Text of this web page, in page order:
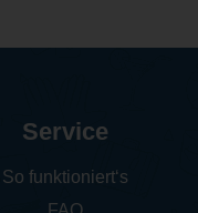
Service
So funktioniert‘s